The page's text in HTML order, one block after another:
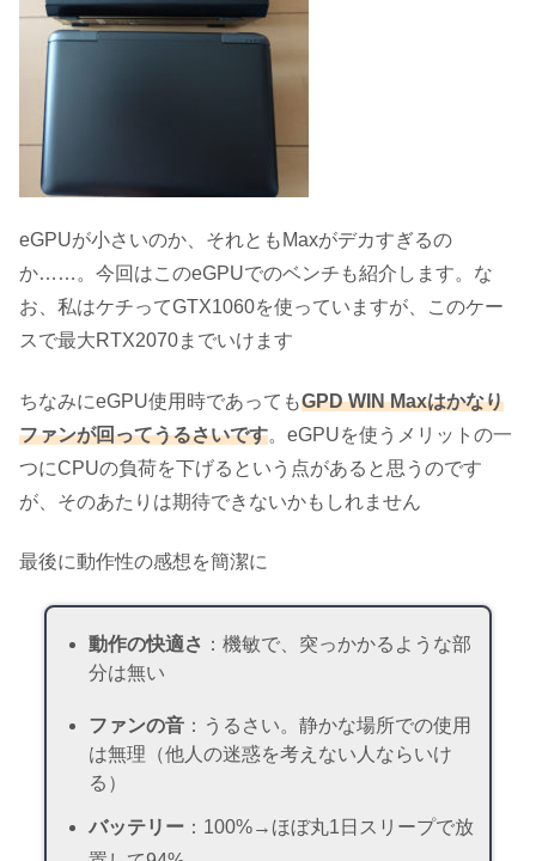
eGPUが小さいのか、それともMaxがデカすぎるの
か……。今回はこのeGPUでのベンチも紹介します。な
お、私はケチってGTX1060を使っていますが、このケー
スで最大RTX2070までいけます
ちなみにeGPU使用時であってもGPD WIN Maxはかなり
ファンが回ってうるさいです。eGPUを使うメリットの一
つにCPUの負荷を下げるという点があると思うのです
が、そのあたりは期待できないかもしれません
最後に動作性の感想を簡潔に
動作の快適さ ：機敏で、突っかかるような部
分は無い
ファンの音：うるさい。静かな場所での使用
は無理（他人の迷惑を考えない人ならいけ
る）
バッテリー：100%→ほぼ丸1日スリープで放